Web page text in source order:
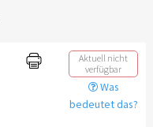
Aktuell nicht
verfügbar
Was
bedeutet das?